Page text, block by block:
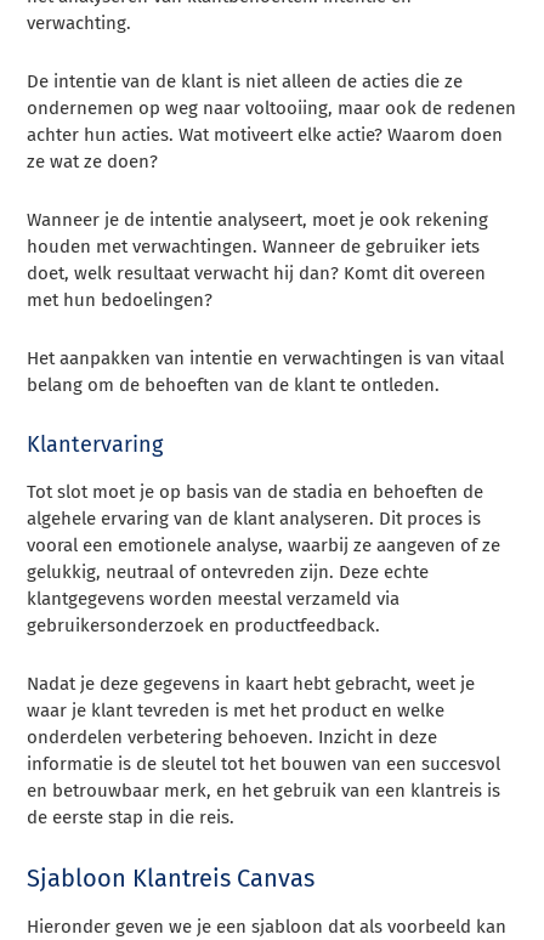
verwachting.
De intentie van de klant is niet alleen de acties die ze
ondernemen op weg naar voltooiing, maar ook de redenen
achter hun acties. Wat motiveert elke actie? Waarom doen
ze wat ze doen?
Wanneer je de intentie analyseert, moet je ook rekening
houden met verwachtingen. Wanneer de gebruiker iets
doet, welk resultaat verwacht hij dan? Komt dit overeen
met hun bedoelingen?
Het aanpakken van intentie en verwachtingen is van vitaal
belang om de behoeften van de klant te ontleden.
Klantervaring
Tot slot moet je op basis van de stadia en behoeften de
algehele ervaring van de klant analyseren. Dit proces is
vooral een emotionele analyse, waarbij ze aangeven of ze
gelukkig, neutraal of ontevreden zijn. Deze echte
klantgegevens worden meestal verzameld via
gebruikersonderzoek en productfeedback.
Nadat je deze gegevens in kaart hebt gebracht, weet je
waar je klant tevreden is met het product en welke
onderdelen verbetering behoeven. Inzicht in deze
informatie is de sleutel tot het bouwen van een succesvol
en betrouwbaar merk, en het gebruik van een klantreis is
de eerste stap in die reis.
Sjabloon Klantreis Canvas
Hieronder geven we je een sjabloon dat als voorbeeld kan